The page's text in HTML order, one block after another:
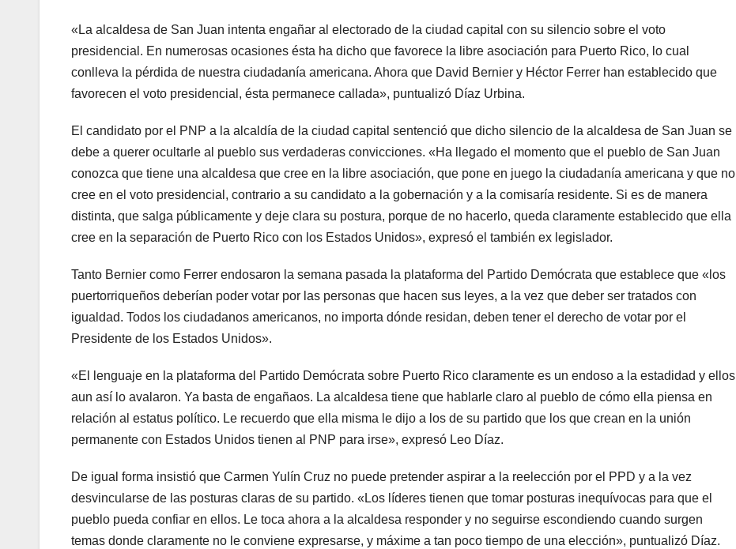
«La alcaldesa de San Juan intenta engañar al electorado de la ciudad capital con su silencio sobre el voto
presidencial. En numerosas ocasiones ésta ha dicho que favorece la libre asociación para Puerto Rico, lo cual
conlleva la pérdida de nuestra ciudadanía americana. Ahora que David Bernier y Héctor Ferrer han establecido que
favorecen el voto presidencial, ésta permanece callada», puntualizó Díaz Urbina.
El candidato por el PNP a la alcaldía de la ciudad capital sentenció que dicho silencio de la alcaldesa de San Juan se
debe a querer ocultarle al pueblo sus verdaderas convicciones. «Ha llegado el momento que el pueblo de San Juan
conozca que tiene una alcaldesa que cree en la libre asociación, que pone en juego la ciudadanía americana y que no
cree en el voto presidencial, contrario a su candidato a la gobernación y a la comisaría residente. Si es de manera
distinta, que salga públicamente y deje clara su postura, porque de no hacerlo, queda claramente establecido que ella
cree en la separación de Puerto Rico con los Estados Unidos», expresó el también ex legislador.
Tanto Bernier como Ferrer endosaron la semana pasada la plataforma del Partido Demócrata que establece que «los
puertorriqueños deberían poder votar por las personas que hacen sus leyes, a la vez que deber ser tratados con
igualdad. Todos los ciudadanos americanos, no importa dónde residan, deben tener el derecho de votar por el
Presidente de los Estados Unidos».
«El lenguaje en la plataforma del Partido Demócrata sobre Puerto Rico claramente es un endoso a la estadidad y ellos
aun así lo avalaron. Ya basta de engañaos. La alcaldesa tiene que hablarle claro al pueblo de cómo ella piensa en
relación al estatus político. Le recuerdo que ella misma le dijo a los de su partido que los que crean en la unión
permanente con Estados Unidos tienen al PNP para irse», expresó Leo Díaz.
De igual forma insistió que Carmen Yulín Cruz no puede pretender aspirar a la reelección por el PPD y a la vez
desvincularse de las posturas claras de su partido. «Los líderes tienen que tomar posturas inequívocas para que el
pueblo pueda confiar en ellos. Le toca ahora a la alcaldesa responder y no seguirse escondiendo cuando surgen
temas donde claramente no le conviene expresarse, y máxime a tan poco tiempo de una elección», puntualizó Díaz.